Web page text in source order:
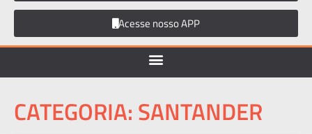
Acesse nosso APP
CATEGORIA: SANTANDER